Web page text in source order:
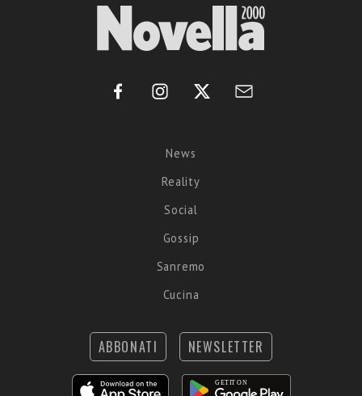
News
Reality
Social
Gossip
Sanremo
Cucina
ABBONATI NEWSLETTER